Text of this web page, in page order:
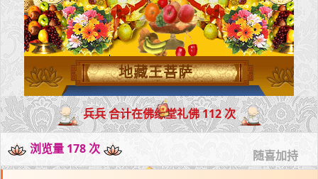
地藏王菩萨
兵兵 合计在佛缘堂礼佛 112 次
浏览量 178 次 随喜加持